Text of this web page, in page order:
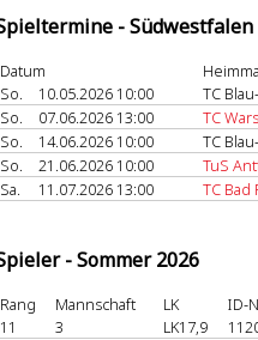
- Südwestfalen
Datum
So.
10.05.2026 10:00 TC
So.
07.06.2026 13:00 TC
So.
14.06.2026 10:00 TC
So.
21.06.2026 10:00 TuS
Sa.
11.07.2026 13:00 TC
- Sommer 2026
Rang Mannschaft LK ID-
11
3 LK17,9